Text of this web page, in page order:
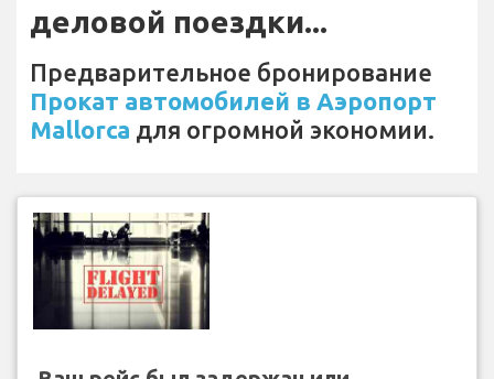
деловой поездки...
Предварительное бронирование
Прокат автомобилей в Аэропорт
Mallorca для огромной экономии.